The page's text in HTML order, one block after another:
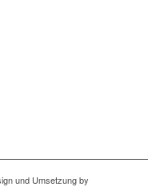
und Umsetzung by